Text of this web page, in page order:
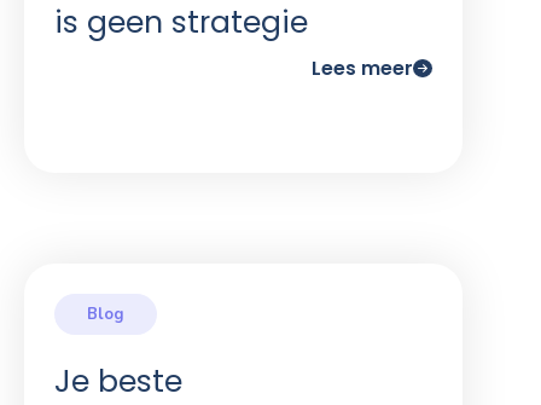
is geen strategie
Lees meer
Je beste